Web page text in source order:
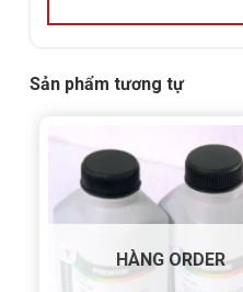
Sản phẩm tương tự
HÀNG ORDER